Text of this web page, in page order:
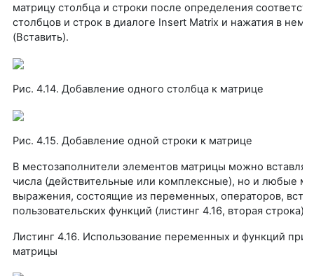
матрицу столбца и строки после определения
столбцов и строк в диалоге Insert Matrix и нажатия в нем
(Вставить).
Рис. 4.14. Добавление одного столбца к матрице
Рис. 4.15. Добавление одной строки к матрице
В местозаполнители элементов матрицы можно
числа (действительные или комплексные), но и любые
выражения, состоящие из переменных, операторов,
пользовательских функций (листинг 4.16, вторая строка).
Листинг 4.16. Использование переменных и функций при
матрицы